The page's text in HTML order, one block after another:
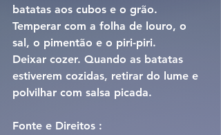
batatas aos cubos e o grão.
Temperar com a folha de louro, o
sal, o pimentão e o piri-piri.
Deixar cozer. Quando as batatas
estiverem cozidas, retirar do lume e
polvilhar com salsa picada.
Fonte e Direitos :